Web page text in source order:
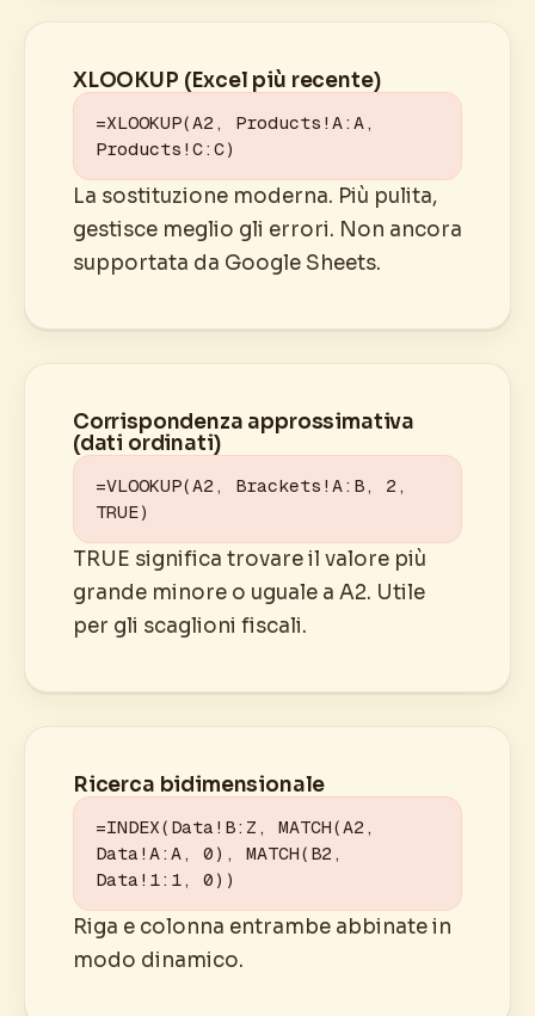
XLOOKUP (Excel più recente)
=XLOOKUP(A2, Products!A:A,
Products!C:C)
La sostituzione moderna. Più pulita,
gestisce meglio gli errori. Non ancora
supportata da Google Sheets.
Corrispondenza approssimativa
(dati ordinati)
=VLOOKUP(A2, Brackets!A:B, 2,
TRUE)
TRUE significa trovare il valore più
grande minore o uguale a A2. Utile
per gli scaglioni fiscali.
Ricerca bidimensionale
=INDEX(Data!B:Z, MATCH(A2,
Data!A:A, 0), MATCH(B2,
Data!1:1, 0))
Riga e colonna entrambe abbinate in
modo dinamico.